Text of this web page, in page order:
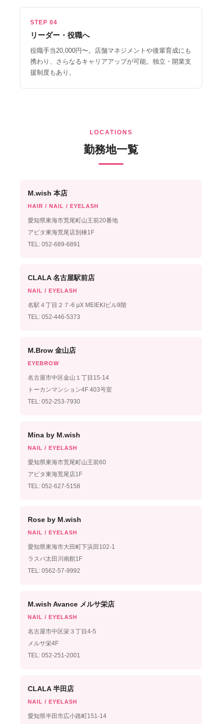
STEP 04
リーダー・役職へ
役職手当20,000円〜。店舗マネジメントや後輩育成にも
携わり、さらなるキャリアアップが可能。独立・開業支
援制度もあり。
LOCATIONS
勤務地一覧
M.wish 本店
HAIR / NAIL / EYELASH
愛知県東海市荒尾町山王前20番地
アピタ東海荒尾店別棟1F
TEL: 052-689-6891
CLALA 名古屋駅前店
NAIL / EYELASH
名駅４丁目２７-6 μX MEIEKIビル9階
TEL: 052-446-5373
M.Brow 金山店
EYEBROW
名古屋市中区金山１丁目15-14
トーカンマンション4F 403号室
TEL: 052-253-7930
Mina by M.wish
NAIL / EYELASH
愛知県東海市荒尾町山王前60
アピタ東海荒尾店1F
TEL: 052-627-5158
Rose by M.wish
NAIL / EYELASH
愛知県東海市大田町下浜田102-1
ラスパ太田川南館1F
TEL: 0562-57-9992
M.wish Avance メルサ栄店
NAIL / EYELASH
名古屋市中区栄３丁目4-5
メルサ栄4F
TEL: 052-251-2001
CLALA 半田店
NAIL / EYELASH
愛知県半田市広小路町151-14